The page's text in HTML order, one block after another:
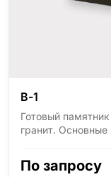
В-1
Готовый
гранит. Основные
(Украина,
По запросу